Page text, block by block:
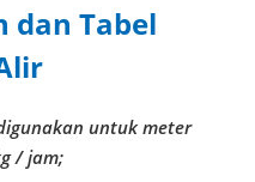
dan Tabel
untuk meter
/ jam;